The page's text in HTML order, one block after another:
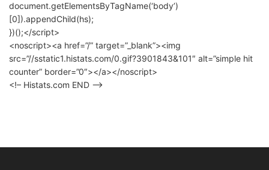
document.getElementsByTagName(‘body’)
[0]).appendChild(hs);
})();</script>
<noscript><a href=”/” target=”_blank”><img
src=”//sstatic1.histats.com/0.gif?3901843&101″ alt=”simple hit
counter” border=”0″></a></noscript>
<!– Histats.com END –>